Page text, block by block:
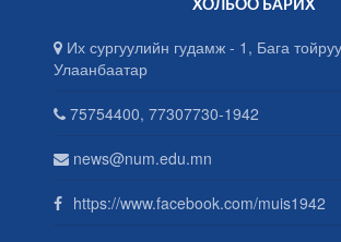
ХОЛБОО БАРИХ
Их сургуулийн гудамж - 1, Бага
Улаанбаатар
75754400, 77307730-1942
news@num.edu.mn
https://www.facebook.com/muis1942